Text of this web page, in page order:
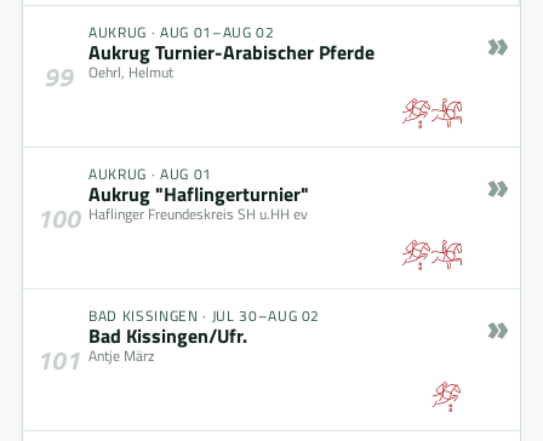
99
AUKRUG · AUG 01–AUG 02
Aukrug Turnier-Arabischer Pferde
Oehrl, Helmut
»
100
AUKRUG · AUG 01
Aukrug "Haflingerturnier"
Haflinger Freundeskreis SH u.HH ev
»
101
BAD KISSINGEN · JUL 30–AUG 02
Bad Kissingen/Ufr.
Antje März
»